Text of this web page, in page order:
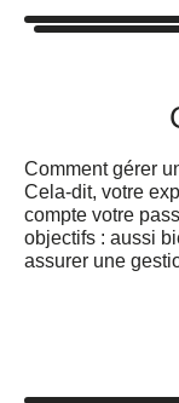
Comment gérer
Cela-dit, votre
compte votre
objectifs : aussi
assurer une